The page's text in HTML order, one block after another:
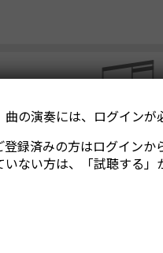
曲の演奏には、ログインが
録済みの方はログインか
いない方は、「試聴する」